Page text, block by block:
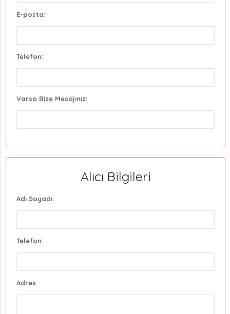
E-posta:
Telefon:
Varsa Bize Mesajınız:
Alıcı Bilgileri
Adı Soyadı:
Telefon:
Adres: